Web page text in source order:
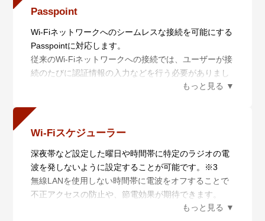
アプリケーションに最適な無線通信を実現します。
Passpoint
Wi-Fiネットワークへのシームレスな接続を可能にする
Passpointに対応します。
従来のWi-Fiネットワークへの接続では、ユーザーが接
続のたびに認証情報の入力などを行う必要がありまし
たが、Passpointに対応する無線APと無線クライアン
インアップを行うといった煩雑な作業なしに自動での
サインアップやローミングを行うことができ、また、
セキュリティーレベルの高い柔軟なWi-Fiネットワーク
を提供することが可能です。
また、本製品はOpenRoamingTM にも対応します。
OpenRoamingは、 国 際 的 なWi-Fi相 互 接 続 基 盤
で、OpenRoamingに対応したWi-Fiネットワークで
は、端末にアプリケーションをインストールすること
Wi-Fiスケジューラー
深夜帯など設定した曜日や時間帯に特定のラジオの電
波を発しないように設定することが可能です。※3
無線LANを使用しない時間帯に電波をオフすることで
不正アクセスの防止や、節電効果が期待できます。